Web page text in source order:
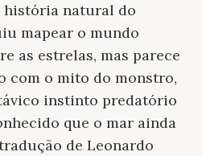
história natural do
mapear o mundo
as estrelas, mas parece
com o mito do monstro,
instinto predatório
que o mar ainda
de Leonardo